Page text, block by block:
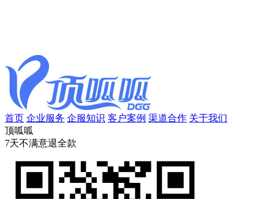
首页 企业服务 企服知识 客户案例 渠道合作 关于我们
顶呱呱
7天不满意退全款